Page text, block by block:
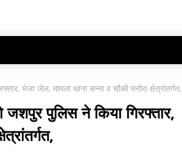
भेजा जेल, मामला थाना सन्ना व चौकी मनोरा क्षेत्रांतर्गत,
पुलिस ने किया गिरफ्तार,